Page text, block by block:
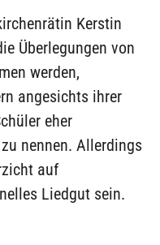
Kerstin
Überlegungen von
werden,
angesichts ihrer
eher
nennen. Allerdings
auf
Liedgut sein.